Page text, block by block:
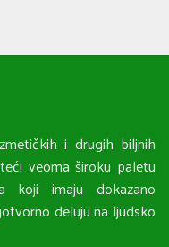
i drugih biljnih
veoma široku paletu
koji imaju dokazano
deluju na ljudsko